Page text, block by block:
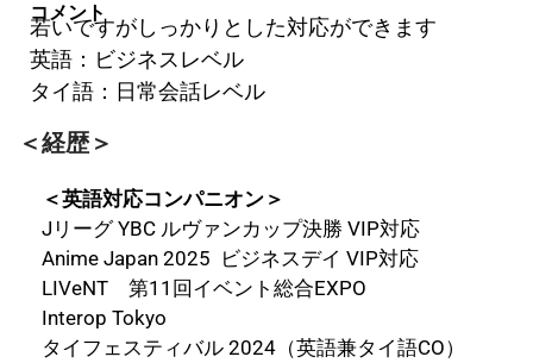
コメント
若いですがしっかりとした対応ができます
英語：ビジネスレベル
タイ語：日常会話レベル
＜経歴＞
＜英語対応コンパニオン＞
Jリーグ YBC ルヴァンカップ決勝 VIP対応
Anime Japan 2025 ビジネスデイ VIP対応
LIVeNT 第11回イベント総合EXPO
Interop Tokyo
タイフェスティバル 2024（英語兼タイ語CO）